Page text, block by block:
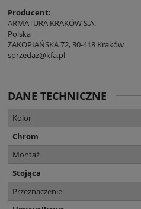
Producent:
ARMATURA KRAKÓW S.A.
Polska
ZAKOPIAŃSKA 72, 30-418 Kraków
sprzedaz@kfa.pl
DANE TECHNICZNE
Kolor
Chrom
Montaż
Stojąca
Przeznaczenie